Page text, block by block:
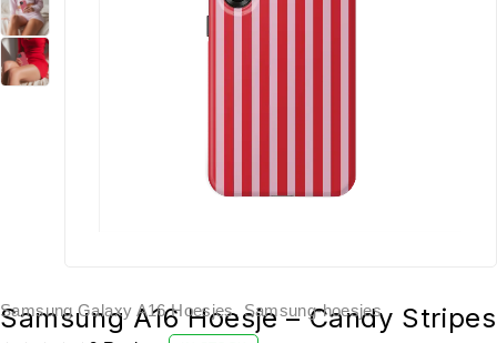
Samsung Galaxy A16 Hoesjes,Samsung-hoesjes
Samsung A16 Hoesje – Candy Stripes